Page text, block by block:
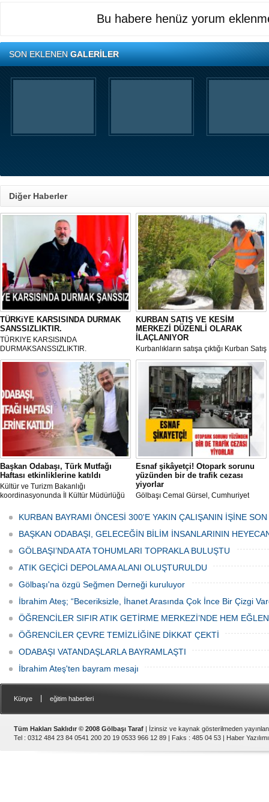
Bu habere henüz yorum
SON EKLENENGALERİLER
Diğer Haberler
TÜRKiYE KARSISINDA DURMAK
SANSSIZLIKTIR.
TÜRKIYE KARSISINDA
DURMAKSANSSIZLIKTIR.
KURBAN SATIŞ VE KESİM
MERKEZİ DÜZENLİ OLARAK
İLAÇLANIYOR
Kurbanlıkların satışa çıktığı Kurban Satış
ve Kesim Merkezi, haşere ve
mikropların önüne geçilmesi amacıyla
her gün Gölbaşı Belediyesi ekipleri
tarafından düzenli olarak ilaçlanıyor.
Başkan Odabaşı, Türk Mutfağı
Haftası etkinliklerine katıldı
Kültür ve Turizm Bakanlığı
koordinasyonunda İl Kültür Müdürlüğü
Haftası" etkinlikleri Ankara'da devam
ediyor.
Esnaf şikâyetçi! Otopark sorunu
yüzünden bir de trafik cezası
yiyorlar
Gölbaşı Cemal Gürsel, Cumhuriyet
bulunan esnaf ve alışverişe gelen
vatandaşlar park cezaları yüzünden
canından bezdi.
KURBAN BAYRAMI ÖNCESİ 300'E YAKIN ÇALIŞANIN İŞİNE
BAŞKAN ODABAŞI, GELECEĞİN BİLİM İNSANLARININ
GÖLBAŞI’NDA ATA TOHUMLARI TOPRAKLA BULUŞTU
ATIK GEÇİCİ DEPOLAMA ALANI OLUŞTURULDU
Gölbaşı'na özgü Seğmen Derneği kuruluyor
İbrahim Ateş; “Beceriksizle, İhanet Arasında Çok İnce Bir Çizgi
ÖĞRENCİLER SIFIR ATIK GETİRME MERKEZİ’NDE HEM
ÖĞRENCİLER ÇEVRE TEMİZLİĞİNE DİKKAT ÇEKTİ
ODABAŞI VATANDAŞLARLA BAYRAMLAŞTI
İbrahim Ateş'ten bayram mesajı
Künye eğitim haberleri
Tüm Hakları Saklıdır © 2008 Gölbaşı Taraf | İzinsiz ve kaynak gösterilmeden
Tel : 0312 484 23 84 0541 200 20 19 0533 966 12 89 | Faks : 485 04 53 | Haber Yazılımı